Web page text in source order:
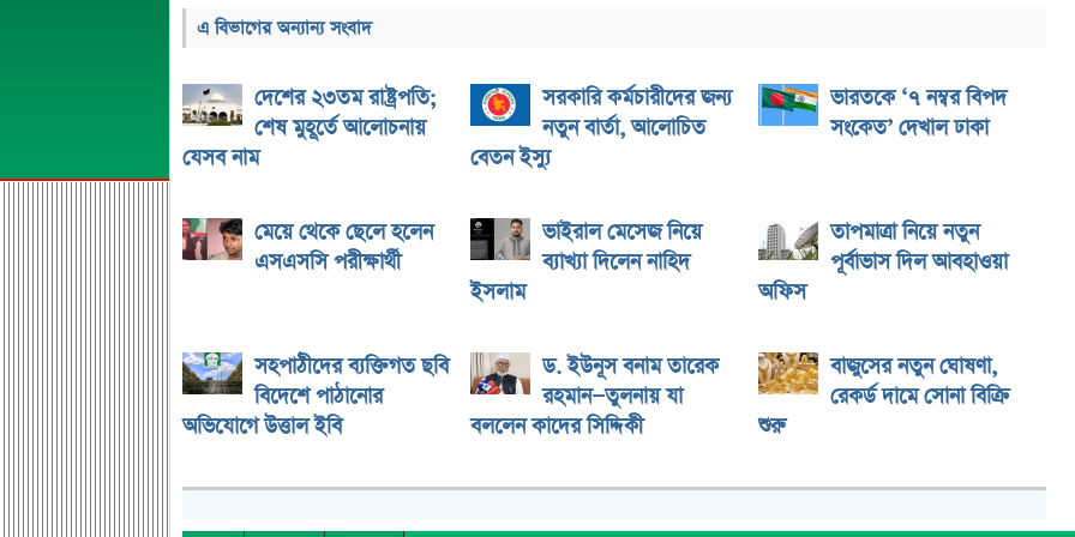
এ বিভাগের অন্যান্য সংবাদ
দেশের ২৩তম রাষ্ট্রপতি;
শেষ মুহূর্তে আলোচনায়
যেসব নাম
সরকারি কর্মচারীদের জন্য
নতুন বার্তা, আলোচিত
বেতন ইস্যু
ভারতকে ‘৭ নম্বর বিপদ
সংকেত’ দেখাল ঢাকা
মেয়ে থেকে ছেলে হলেন
এসএসসি পরীক্ষার্থী
ভাইরাল মেসেজ নিয়ে
ব্যাখ্যা দিলেন নাহিদ
ইসলাম
তাপমাত্রা নিয়ে নতুন
পূর্বাভাস দিল আবহাওয়া
অফিস
সহপাঠীদের ব্যক্তিগত ছবি
বিদেশে পাঠানোর
অভিযোগে উত্তাল ইবি
ড. ইউনূস বনাম তারেক
রহমান—তুলনায় যা
বললেন কাদের সিদ্দিকী
বাজুসের নতুন ঘোষণা,
রেকর্ড দামে সোনা বিক্রি
শুরু